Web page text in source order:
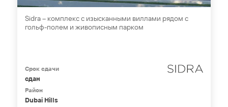
Sidra – комплекс с изысканными виллами рядом с
гольф-полем и живописным парком
Срок сдачи
сдан
Район
Dubai Hills